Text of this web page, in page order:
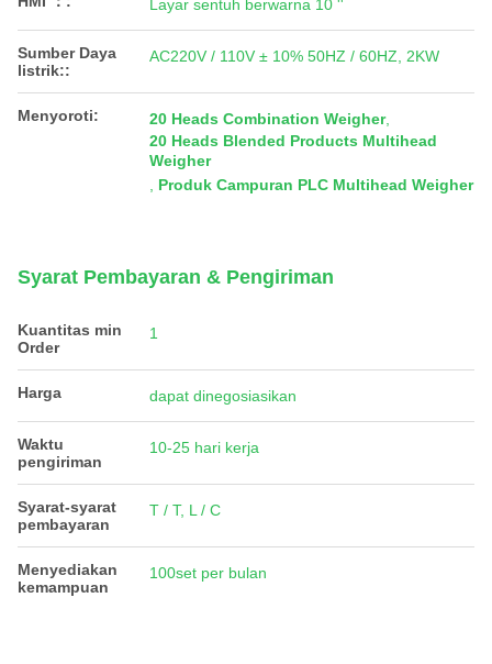
Layar sentuh berwarna 10 ''
Sumber Daya
listrik::
AC220V / 110V ± 10% 50HZ / 60HZ, 2KW
Menyoroti: 20 Heads Combination Weigher,
20 Heads Blended Products Multihead
Weigher
Produk Campuran PLC Multihead Weigher
Syarat Pembayaran & Pengiriman
Kuantitas min
Order
1
Harga dapat dinegosiasikan
Waktu
pengiriman
10-25 hari kerja
Syarat-syarat
pembayaran
T / T, L / C
Menyediakan
kemampuan
100set per bulan